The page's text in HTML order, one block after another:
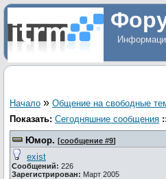
Начало » Общение на свободные
Показать: Сегодняшние сообщения ::
Юмор. [сообщение #9]
exist
Сообщений: 226
Зарегистрирован: Март 2005